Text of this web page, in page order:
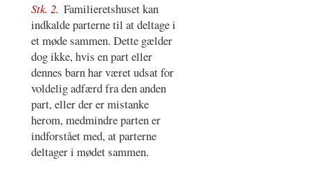
Stk. 2. Familieretshuset kan
indkalde parterne til at deltage i
et møde sammen. Dette gælder
dog ikke, hvis en part eller
dennes barn har været udsat for
voldelig adfærd fra den anden
part, eller der er mistanke
herom, medmindre parten er
indforstået med, at parterne
deltager i mødet sammen.